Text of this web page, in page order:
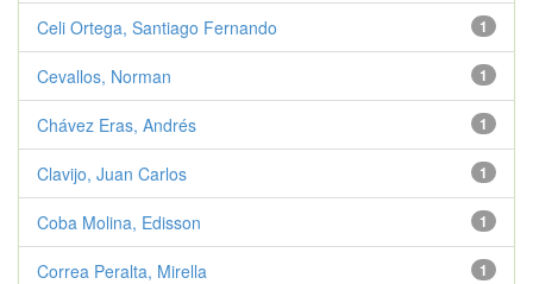
1
Celi Ortega, Santiago Fernando
1
Cevallos, Norman
1
Chávez Eras, Andrés
1
Clavijo, Juan Carlos
1
Coba Molina, Edisson
1
Correa Peralta, Mirella